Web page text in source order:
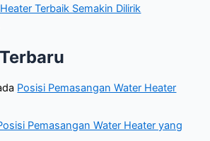
Terbaik Semakin Dilirik
Posisi Pemasangan Water Heater
Pemasangan Water Heater yang